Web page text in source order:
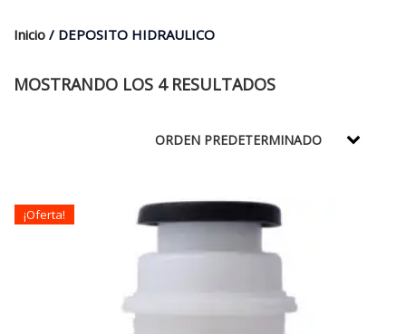
Inicio / DEPOSITO HIDRAULICO
MOSTRANDO LOS 4 RESULTADOS
¡Oferta!